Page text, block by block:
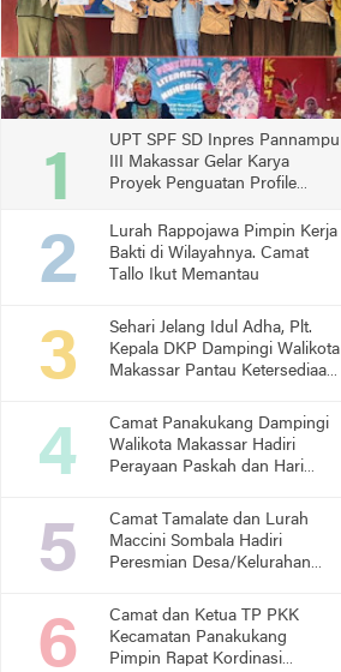
UPT SPF SD Inpres Pannampu
III Makassar Gelar Karya
Proyek Penguatan Profile
Lurah Rappojawa Pimpin Kerja
Bakti di Wilayahnya. Camat
Tallo Ikut Memantau
Sehari Jelang Idul Adha, Plt.
Kepala DKP Dampingi Walikota
Makassar Pantau Ketersediaan
Camat Panakukang Dampingi
Walikota Makassar Hadiri
Perayaan Paskah dan Hari
Camat Tamalate dan Lurah
Maccini Sombala Hadiri
Peresmian Desa/Kelurahan
Camat dan Ketua TP PKK
Kecamatan Panakukang
Pimpin Rapat Kordinasi